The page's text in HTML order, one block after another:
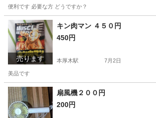
便利です 必要な方 どうですか？
神奈川 厚木市 本厚木駅 その他
売ります
キン肉マン ４５０円
450円
本厚木駅 7月2日
美品です
神奈川 厚木市 本厚木駅 本/CD/DVD
扇風機２００円
200円